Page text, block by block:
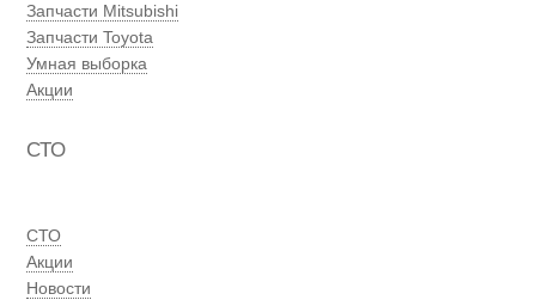
Запчасти Mitsubishi
Запчасти Toyota
Умная выборка
Акции
СТО
СТО
Акции
Новости